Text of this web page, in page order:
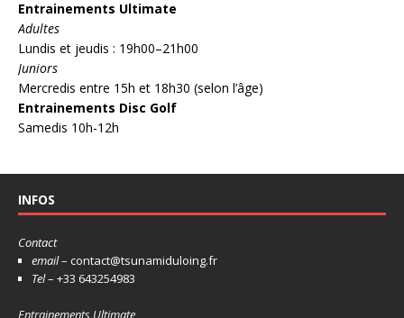
Entrainements Ultimate
Adultes
Lundis et jeudis : 19h00–21h00
Juniors
Mercredis entre 15h et 18h30 (selon l’âge)
Entrainements Disc Golf
Samedis 10h-12h
INFOS
Contact
email– contact@tsunamiduloing.fr
Tel– +33 643254983
Entrainements Ultimate